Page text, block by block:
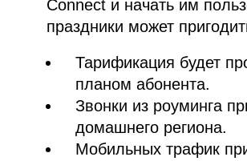
Connect и начать им
праздники может
Тарификация будет
планом абонента.
Звонки из роуминга
домашнего региона.
Мобильных трафик